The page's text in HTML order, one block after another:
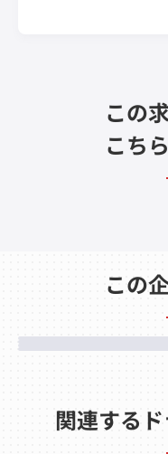
この
こち
この
関連する